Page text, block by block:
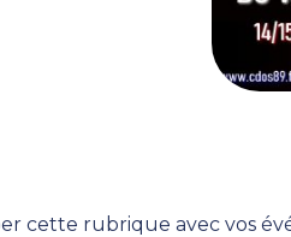
cette rubrique avec vos